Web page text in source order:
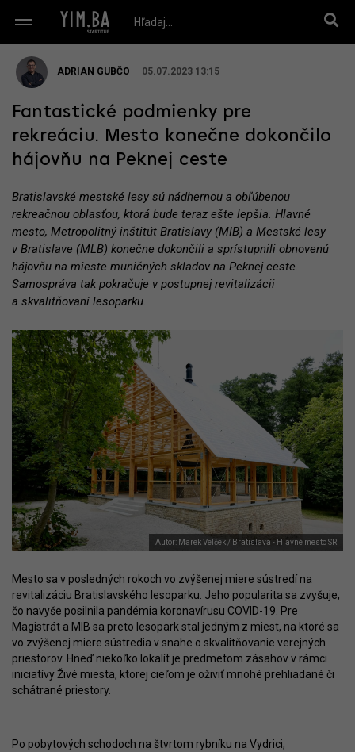
ADRIAN GUBČO 05.07.2023 13:15
Fantastické podmienky pre
rekreáciu. Mesto konečne dokončilo
hájovňu na Peknej ceste
Bratislavské mestské lesy sú nádhernou a obľúbenou
rekreačnou oblasťou, ktorá bude teraz ešte lepšia. Hlavné
mesto, Metropolitný inštitút Bratislavy (MIB) a Mestské lesy
v Bratislave (MLB) konečne dokončili a sprístupnili obnovenú
hájovňu na mieste muničných skladov na Peknej ceste.
Samospráva tak pokračuje v postupnej revitalizácii
a skvalitňovaní lesoparku.
Autor: Marek Velček / Bratislava - Hlavné mesto SR
Mesto sa v posledných rokoch vo zvýšenej miere sústredí na
revitalizáciu Bratislavského lesoparku. Jeho popularita sa zvyšuje,
čo navyše posilnila pandémia koronavírusu COVID-19. Pre
Magistrát a MIB sa preto lesopark stal jedným z miest, na ktoré sa
vo zvýšenej miere sústredia v snahe o skvalitňovanie verejných
priestorov. Hneď niekoľko lokalít je predmetom zásahov v rámci
iniciatívy Živé miesta, ktorej cieľom je oživiť mnohé prehliadané či
schátrané priestory.
Po pobytových schodoch na štvrtom rybníku na Vydrici,